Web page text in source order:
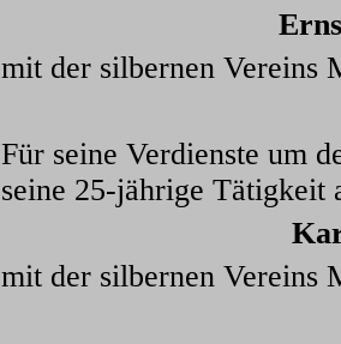
mit der silbernen Vereins
Für seine Verdienste um
seine 25-jährige Tätigkeit
mit der silbernen Vereins